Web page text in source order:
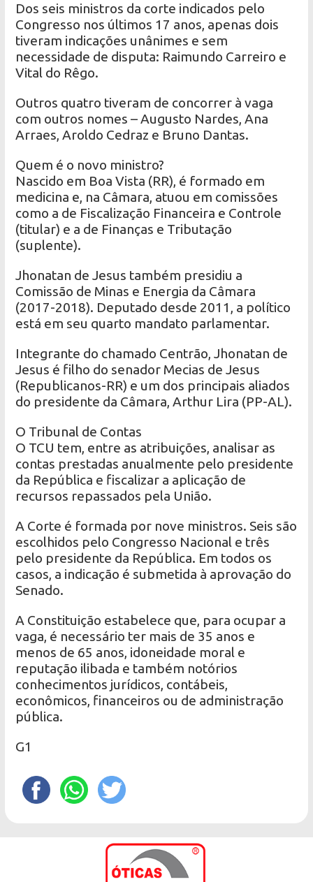
Dos seis ministros da corte indicados pelo
Congresso nos últimos 17 anos, apenas dois
tiveram indicações unânimes e sem
necessidade de disputa: Raimundo Carreiro e
Vital do Rêgo.
Outros quatro tiveram de concorrer à vaga
com outros nomes – Augusto Nardes, Ana
Arraes, Aroldo Cedraz e Bruno Dantas.
Quem é o novo ministro?
Nascido em Boa Vista (RR), é formado em
medicina e, na Câmara, atuou em comissões
como a de Fiscalização Financeira e Controle
(titular) e a de Finanças e Tributação
(suplente).
Jhonatan de Jesus também presidiu a
Comissão de Minas e Energia da Câmara
(2017-2018). Deputado desde 2011, a político
está em seu quarto mandato parlamentar.
Integrante do chamado Centrão, Jhonatan de
Jesus é filho do senador Mecias de Jesus
(Republicanos-RR) e um dos principais aliados
do presidente da Câmara, Arthur Lira (PP-AL).
O Tribunal de Contas
O TCU tem, entre as atribuições, analisar as
contas prestadas anualmente pelo presidente
da República e fiscalizar a aplicação de
recursos repassados pela União.
A Corte é formada por nove ministros. Seis são
escolhidos pelo Congresso Nacional e três
pelo presidente da República. Em todos os
casos, a indicação é submetida à aprovação do
Senado.
A Constituição estabelece que, para ocupar a
vaga, é necessário ter mais de 35 anos e
menos de 65 anos, idoneidade moral e
reputação ilibada e também notórios
conhecimentos jurídicos, contábeis,
econômicos, financeiros ou de administração
pública.
G1